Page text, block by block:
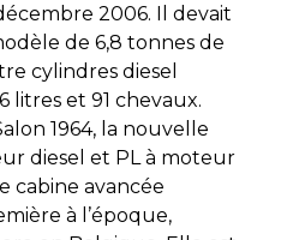
2006. Il devait
de 6,8 tonnes de
cylindres diesel
litres et 91 chevaux.
1964, la nouvelle
diesel et PL à moteur
cabine avancée
à l’époque,